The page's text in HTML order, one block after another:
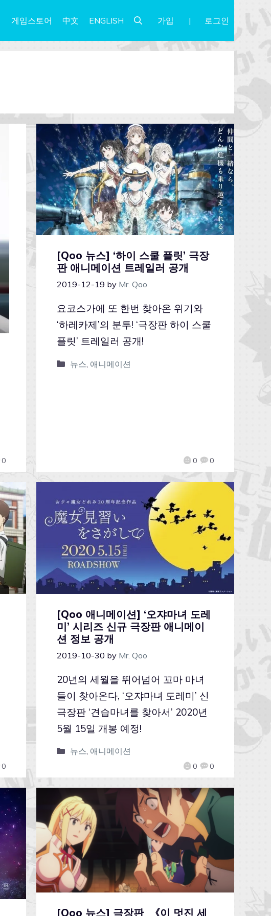
게임스토어 中文 ENGLISH 가입 로그인
0
[Qoo 뉴스] ‘하이 스쿨 플릿’ 극장
판 애니메이션 트레일러 공개
2019-12-19 by Mr. Qoo
0 0
요코스가에 또 한번 찾아온 위기와
‘하레카제’의 분투! ‘극장판 하이 스쿨
플릿’ 트레일러 공개!
뉴스 애니메이션
0
[Qoo 애니메이션] ‘오쟈마녀 도레
미’ 시리즈 신규 극장판 애니메이
션 정보 공개
2019-10-30 by Mr. Qoo
0 0
20년의 세월을 뛰어넘어 꼬마 마녀
들이 찾아온다, ‘오쟈마녀 도레미’ 신
극장판 ‘견습마녀를 찾아서’ 2020년
5월 15일 개봉 예정!
뉴스 애니메이션
[Qoo 뉴스] 극장판 《이 멋진 세